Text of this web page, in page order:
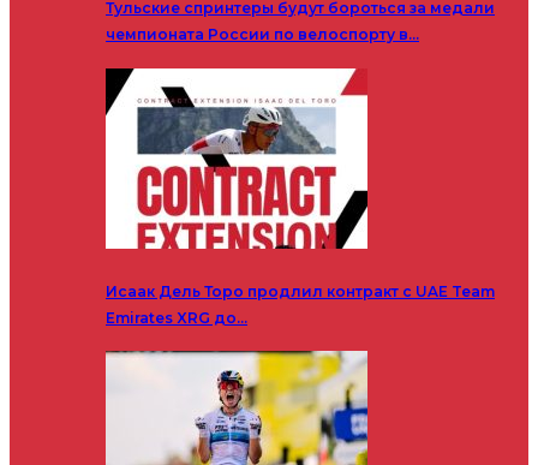
Тульские спринтеры будут бороться за медали
чемпионата России по велоспорту в…
Исаак Дель Торо продлил контракт с UAE Team
Emirates XRG до…